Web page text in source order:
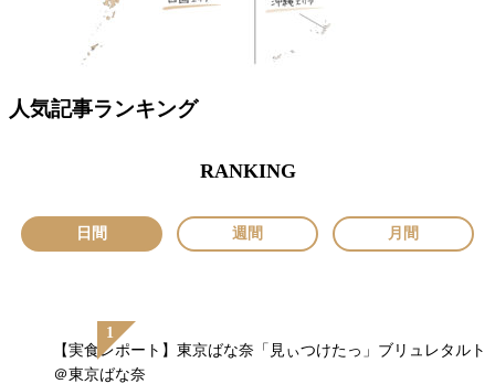
人気記事ランキング
RANKING
日間 週間 月間
【実食レポート】東京ばな奈「見ぃつけたっ」ブリュレタルト
＠東京ばな奈